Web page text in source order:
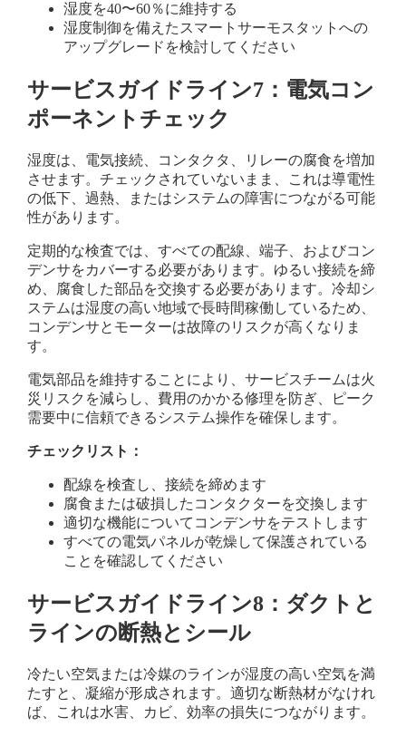
湿度を40〜60％に維持する
湿度制御を備えたスマートサーモスタットへの
アップグレードを検討してください
サービスガイドライン7：電気コン
ポーネントチェック
湿度は、電気接続、コンタクタ、リレーの腐食を増加
させます。チェックされていないまま、これは導電性
の低下、過熱、またはシステムの障害につながる可能
性があります。
定期的な検査では、すべての配線、端子、およびコン
デンサをカバーする必要があります。ゆるい接続を締
め、腐食した部品を交換する必要があります。冷却シ
ステムは湿度の高い地域で長時間稼働しているため、
コンデンサとモーターは故障のリスクが高くなりま
す。
電気部品を維持することにより、サービスチームは火
災リスクを減らし、費用のかかる修理を防ぎ、ピーク
需要中に信頼できるシステム操作を確保します。
チェックリスト：
配線を検査し、接続を締めます
腐食または破損したコンタクターを交換します
適切な機能についてコンデンサをテストします
すべての電気パネルが乾燥して保護されている
ことを確認してください
サービスガイドライン8：ダクトと
ラインの断熱とシール
冷たい空気または冷媒のラインが湿度の高い空気を満
たすと、凝縮が形成されます。適切な断熱材がなけれ
ば、これは水害、カビ、効率の損失につながります。